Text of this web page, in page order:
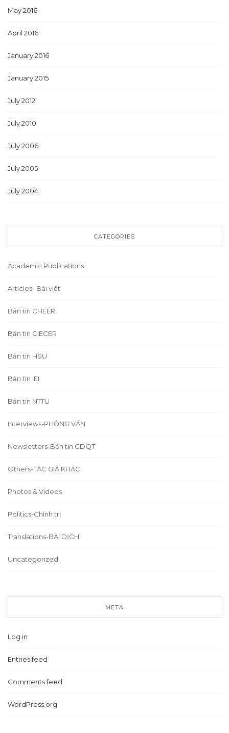
May 2016
April 2016
January 2016
January 2015
July 2012
July 2010
July 2006
July 2005
July 2004
CATEGORIES
Academic Publications
Articles- Bài viết
Bản tin CHEER
Bản tin CIECER
Bản tin HSU
Bản tin IEI
Bản tin NTTU
Interviews-PHỎNG VẤN
Newsletters-Bản tin GDQT
Others-TÁC GIẢ KHÁC
Photos & Videos
Politics-Chính trị
Translations-BÀI DỊCH
Uncategorized
META
Log in
Entries feed
Comments feed
WordPress.org